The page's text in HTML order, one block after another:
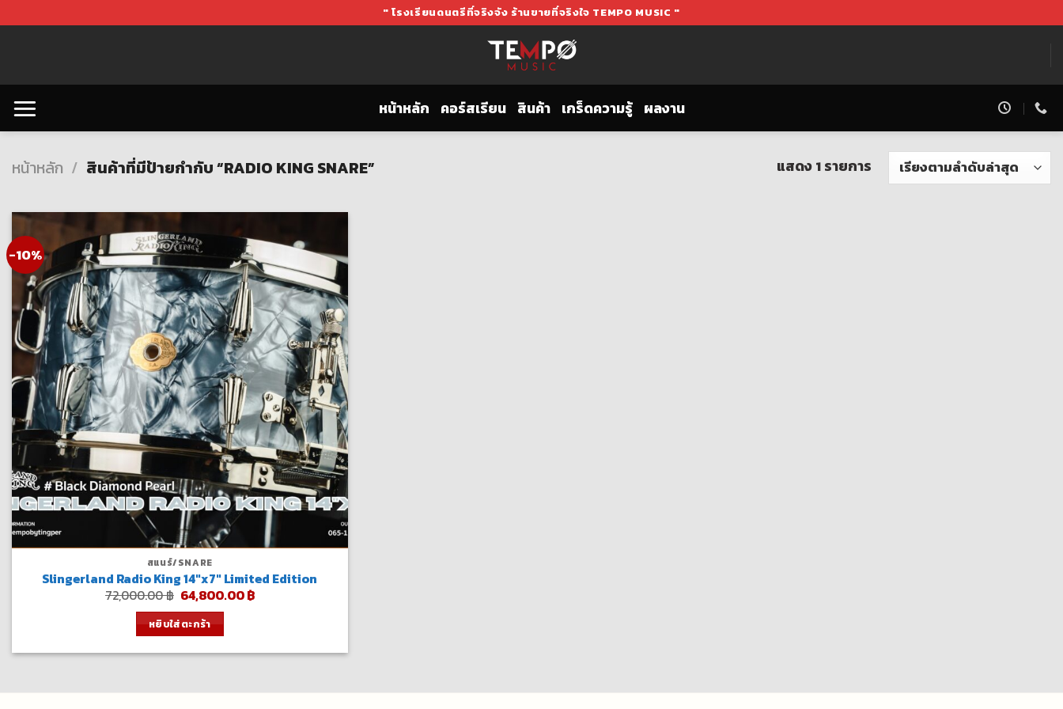
to
" โรงเรียนดนตรีที่จริงจัง ร้านขายที่จริงใจ TEMPO MUSIC "
หน้าหลัก คอร์สเรียน สินค้า เกร็ดความรู้ ผลงาน
หน้าหลัก / สินค้าที่มีป้ายกำกับ “RADIO KING SNARE” แสดง 1 รายการ
-10%
สแนร์/SNARE
Slingerland Radio King 14″x7″ Limited Edition
72,000.00฿ Original
price
was:
72,000.00 ฿.
64,800.00฿Current
หยิบใส่ตะกร้า